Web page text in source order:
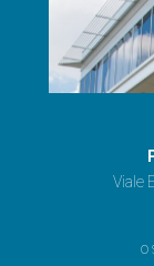
Viale
o